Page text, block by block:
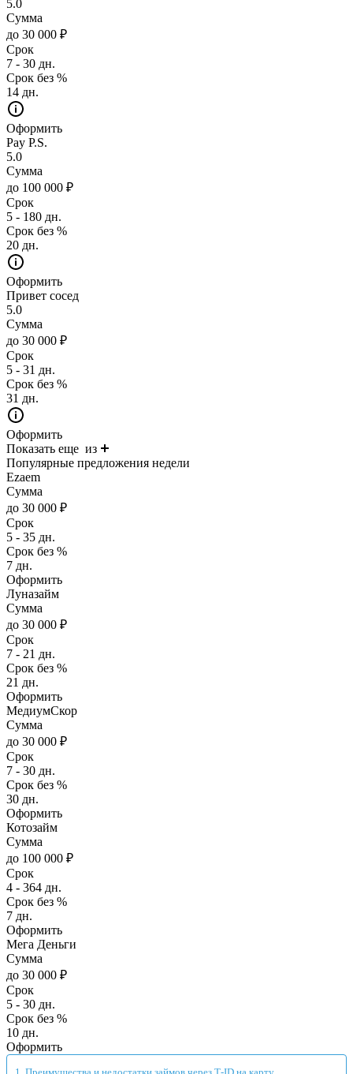
5.0
Сумма
до 30 000 ₽
Срок
7 - 30 дн.
Срок без %
14 дн.
Оформить
Pay P.S.
5.0
Сумма
до 100 000 ₽
Срок
5 - 180 дн.
Срок без %
20 дн.
Оформить
Привет сосед
5.0
Сумма
до 30 000 ₽
Срок
5 - 31 дн.
Срок без %
31 дн.
Оформить
Показать еще из
Популярные предложения недели
Ezaem
Сумма
до 30 000 ₽
Срок
5 - 35 дн.
Срок без %
7 дн.
Оформить
Луназайм
Сумма
до 30 000 ₽
Срок
7 - 21 дн.
Срок без %
21 дн.
Оформить
МедиумСкор
Сумма
до 30 000 ₽
Срок
7 - 30 дн.
Срок без %
30 дн.
Оформить
Котозайм
Сумма
до 100 000 ₽
Срок
4 - 364 дн.
Срок без %
7 дн.
Оформить
Мега Деньги
Сумма
до 30 000 ₽
Срок
5 - 30 дн.
Срок без %
10 дн.
Оформить